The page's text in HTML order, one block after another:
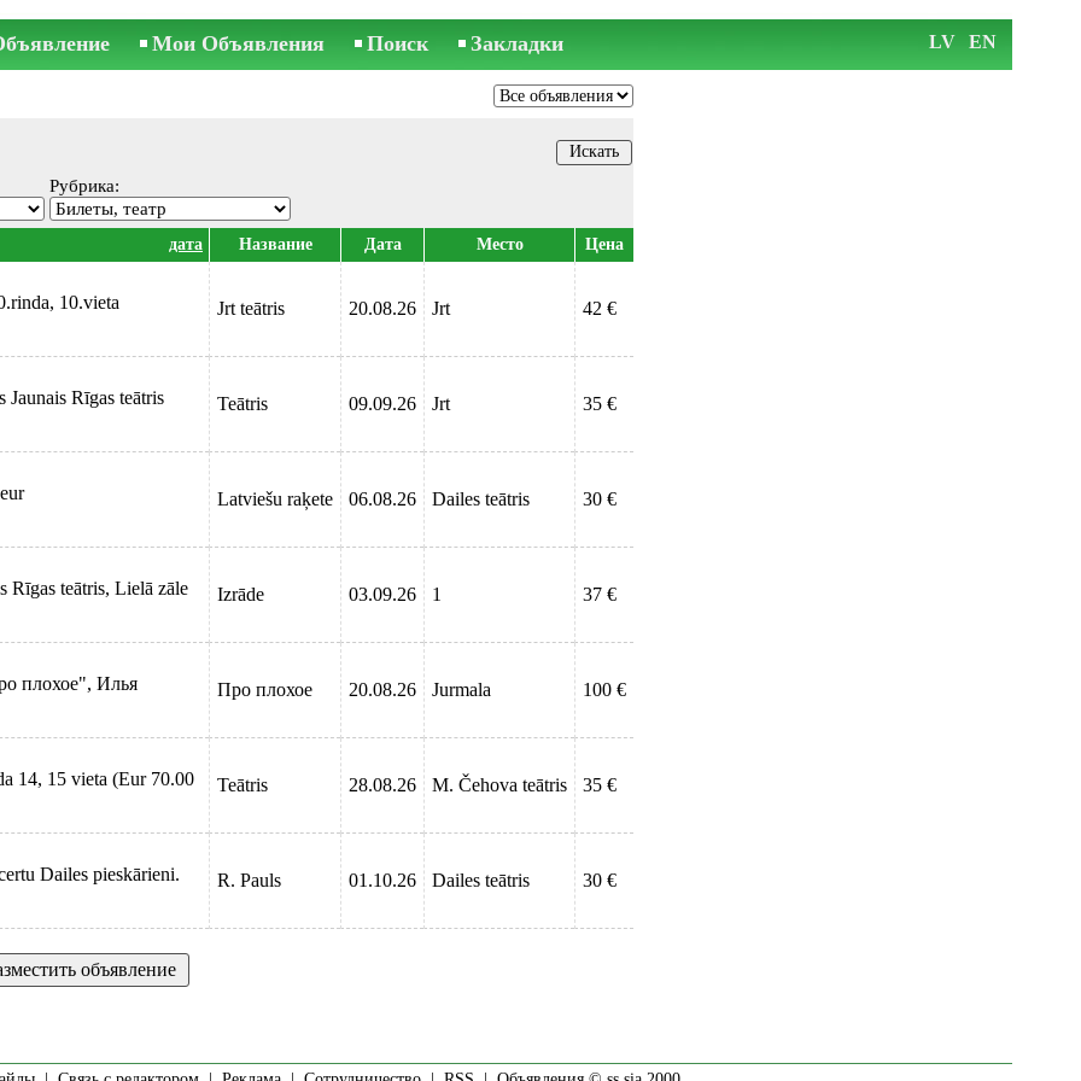
Мои Объявления Поиск Закладки LV EN
Рубрика:
дата Название Дата Место Цена
10.vieta Jrt teātris 20.08.26 Jrt 42 €
Jaunais Rīgas teātris Teātris 09.09.26 Jrt 35 €
Latviešu raķete 06.08.26 Dailes teātris 30 €
Rīgas teātris, Lielā zāle Izrāde 03.09.26 1 37 €
плохое", Илья Про плохое 20.08.26 Jurmala 100 €
14, 15 vieta (Eur 70.00 Teātris 28.08.26 M. Čehova teātris 35 €
Dailes pieskārieni. R. Pauls 01.10.26 Dailes teātris 30 €